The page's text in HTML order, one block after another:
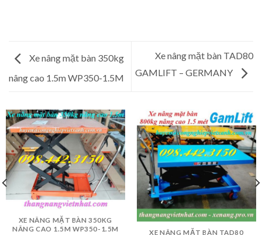
Xe nâng mặt bàn 350kg
nâng cao 1.5m WP350-1.5M
Xe nâng mặt bàn TAD80
GAMLIFT – GERMANY
XE NÂNG MẶT BÀN 350KG
NÂNG CAO 1.5M WP350-1.5M
XE NÂNG MẶT BÀN TAD80